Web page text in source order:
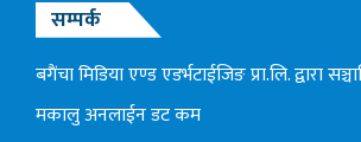
सम्पर्क
बगैंचा मिडिया एण्ड एडर्भटाईजिङ प्रा.लि. द्वारा
मकालु अनलाईन डट कम